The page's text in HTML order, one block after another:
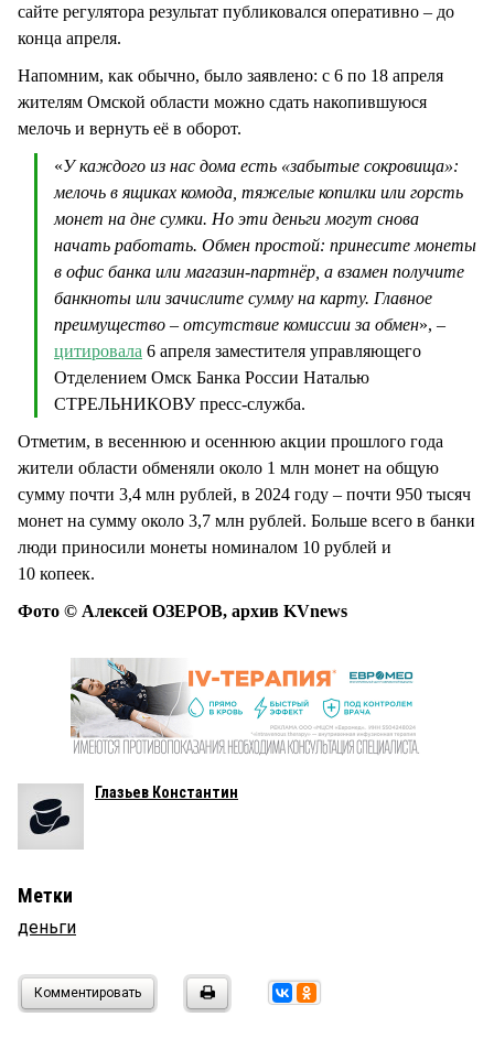
сайте регулятора результат публиковался оперативно – до
конца апреля.
Напомним, как обычно, было заявлено: с 6 по 18 апреля
жителям Омской области можно сдать накопившуюся
мелочь и вернуть её в оборот.
«У каждого из нас дома есть «забытые сокровища»:
мелочь в ящиках комода, тяжелые копилки или горсть
монет на дне сумки. Но эти деньги могут снова
начать работать. Обмен простой: принесите монеты
в офис банка или магазин-партнёр, а взамен получите
банкноты или зачислите сумму на карту. Главное
преимущество – отсутствие комиссии за обмен», –
цитировала 6 апреля заместителя управляющего
Отделением Омск Банка России Наталью
СТРЕЛЬНИКОВУ пресс-служба.
Отметим, в весеннюю и осеннюю акции прошлого года
жители области обменяли около 1 млн монет на общую
сумму почти 3,4 млн рублей, в 2024 году – почти 950 тысяч
монет на сумму около 3,7 млн рублей. Больше всего в банки
люди приносили монеты номиналом 10 рублей и
10 копеек.
Фото © Алексей ОЗЕРОВ, архив KVnews
Глазьев Константин
Метки
деньги
Комментировать